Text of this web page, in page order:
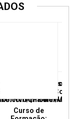
e mesas
e inscreva
está no ar com
COLE de 2021.
channel/
Curso de